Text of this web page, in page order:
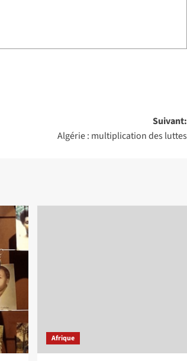
Suivant:
Algérie : multiplication des luttes
Afrique